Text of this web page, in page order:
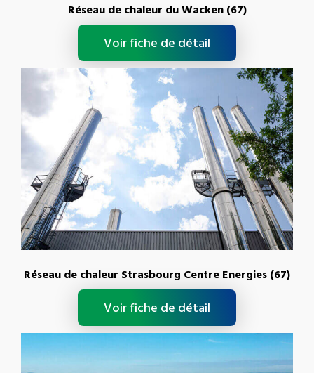
Réseau de chaleur du Wacken (67)
Voir fiche de détail
Réseau de chaleur Strasbourg Centre Energies (67)
Voir fiche de détail